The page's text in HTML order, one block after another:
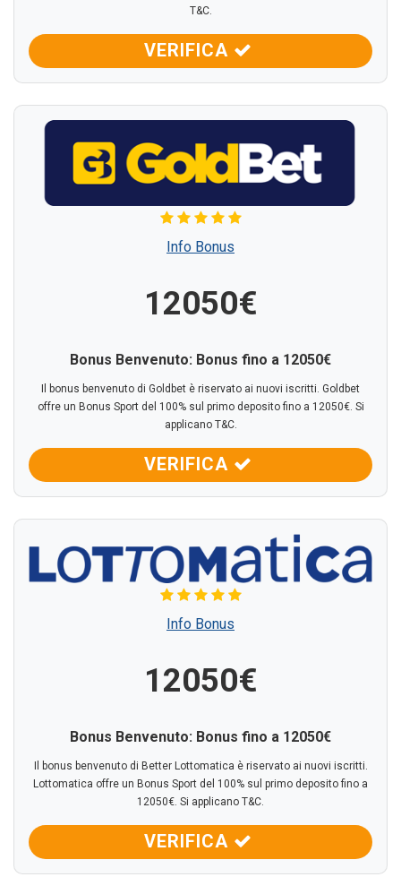
T&C.
VERIFICA
Info Bonus
12050€
Bonus Benvenuto: Bonus fino a 12050€
Il bonus benvenuto di Goldbet è riservato ai nuovi iscritti. Goldbet
offre un Bonus Sport del 100% sul primo deposito fino a 12050€. Si
applicano T&C.
VERIFICA
Info Bonus
12050€
Bonus Benvenuto: Bonus fino a 12050€
Il bonus benvenuto di Better Lottomatica è riservato ai nuovi iscritti.
Lottomatica offre un Bonus Sport del 100% sul primo deposito fino a
12050€. Si applicano T&C.
VERIFICA